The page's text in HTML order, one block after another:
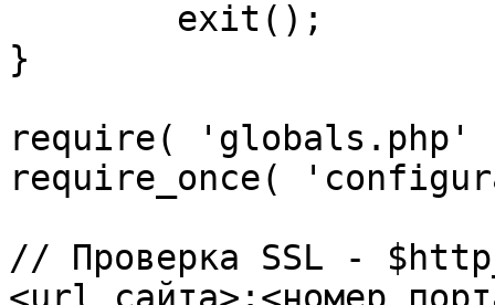
}
require(
require_once(
// Проверка SSL -